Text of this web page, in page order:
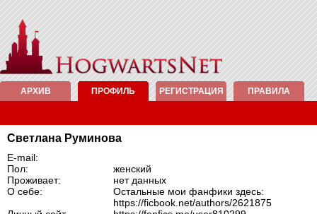
АРХИВ ПРОФИЛЬ РЕГИСТРАЦИЯ ПРАВИЛА
Светлана Руминова
E-mail:
Пол:
женский
Проживает:
нет данных
О себе:
Остальные мои фанфики здесь:
https://ficbook.net/authors/2621875